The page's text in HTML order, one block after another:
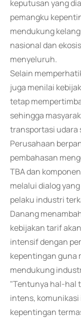
keputusan yang
pemangku
mendukung
nasional dan
menyeluruh.
Selain
juga menilai
tetap
sehingga
transportasi udara
Perusahaan
pembahasan
TBA dan
melalui dialog
pelaku industri
Danang
kebijakan tarif
intensif dengan
kepentingan guna
mendukung
"Tentunya hal-hal
intens,
kepentingan